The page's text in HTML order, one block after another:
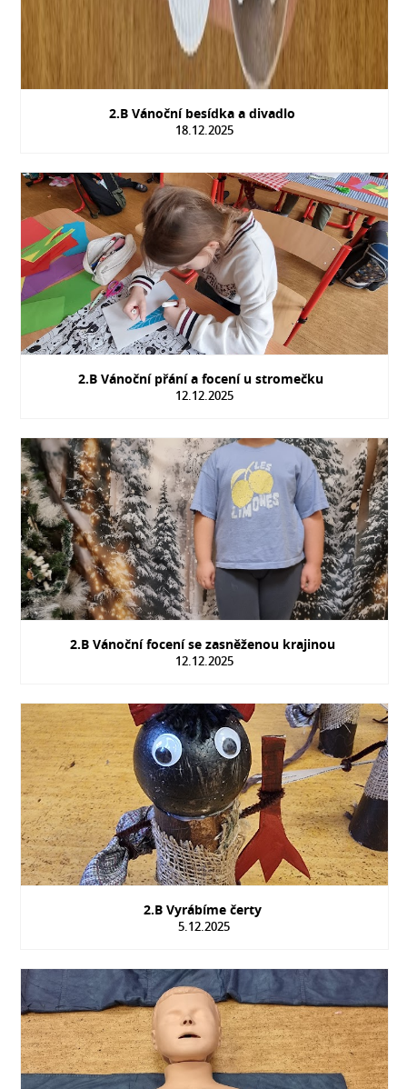
2.B Vánoční besídka a divadlo
18.12.2025
2.B Vánoční přání a focení u stromečku
12.12.2025
2.B Vánoční focení se zasněženou krajinou
12.12.2025
2.B Vyrábíme čerty
5.12.2025